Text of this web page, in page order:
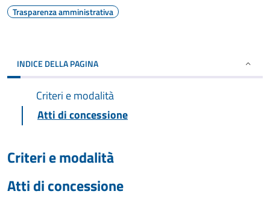
Trasparenza amministrativa
INDICE DELLA PAGINA
Criteri e modalità
Atti di concessione
Criteri e modalità
Atti di concessione